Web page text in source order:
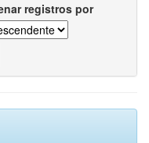
registros por